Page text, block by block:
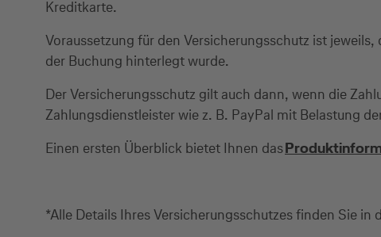
Kreditkarte.
Voraussetzung für den Versicherungsschutz ist
der Buchung hinterlegt wurde.
Der Versicherungsschutz gilt auch dann, wenn die
Zahlungsdienstleister wie z. B. PayPal mit Belastung
Einen ersten Überblick bietet Ihnen das
*Alle Details Ihres Versicherungsschutzes finden Sie in